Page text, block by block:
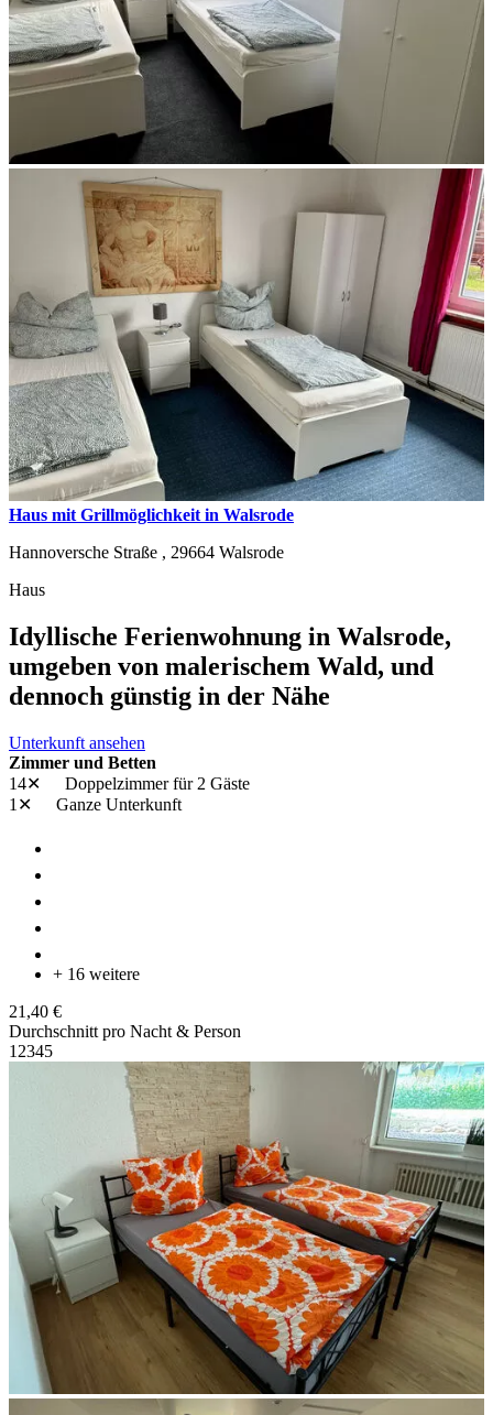
Haus mit Grillmöglichkeit in Walsrode
Hannoversche Straße , 29664 Walsrode
Haus
Idyllische Ferienwohnung in Walsrode,
umgeben von malerischem Wald, und
dennoch günstig in der Nähe
Unterkunft ansehen
Zimmer und Betten
14✕
Doppelzimmerfür 2 Gäste
1✕
Ganze Unterkunft
+ 16 weitere
21,40 €
Durchschnitt pro Nacht & Person
1 2345